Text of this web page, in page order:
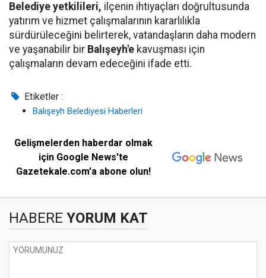
Belediye yetkilileri, ilçenin ihtiyaçları doğrultusunda
yatırım ve hizmet çalışmalarının kararlılıkla
sürdürüleceğini belirterek, vatandaşların daha modern
ve yaşanabilir bir Balışeyh'e kavuşması için
çalışmaların devam edeceğini ifade etti.
Etiketler :
Balışeyh Belediyesi Haberleri
Gelişmelerden haberdar olmak
için Google News'te
Gazetekale.com'a abone olun!
HABERE YORUM KAT